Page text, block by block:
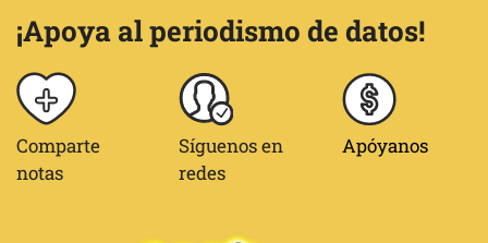
¡Apoya al periodismo de datos!
Comparte
notas
Síguenos en
redes
Apóyanos